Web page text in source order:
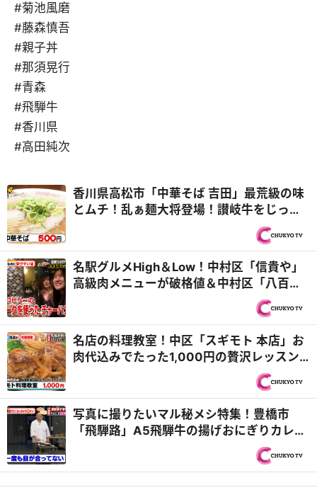
#菊池風磨
#藤森慎吾
#親子丼
#那須晃行
#青森
#飛騨牛
#香川県
#高田純次
香川県高松市「中華そば 吉田」最荒級の味
とムチ！乱ぁ麺大将登場！讃岐牛をじっく
り煮込んだ極上中華そば『オモウマい店』
名駅グルメHigh＆Low！中村区「信貴や」
高級肉メニューが破格値＆中村区「八百屋
ダイニング やすべえ」ドリンク1杯でおばん
ざい食べ放題『PS純金（ゴールド）』
名店の料理教室！中区「スギモト 本店」お
肉代込みでたった1,000円の贅沢レッスン
＆千種区「麵屋はなび」名人直伝！一生も
ののチャーハンの極意『PS純金（ゴール
ド）』
写真に撮りたいマル秘メシ特集！豊橋市
「飛騨路」A5飛騨牛の揚げおにぎりカレー
＆東区「人見知りうどん」店主もうどんも
人見知り！？麺を隠すユニークうどん『PS